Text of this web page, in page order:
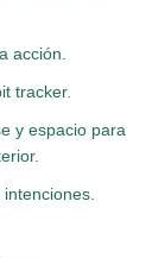
acción.
tracker.
y espacio para